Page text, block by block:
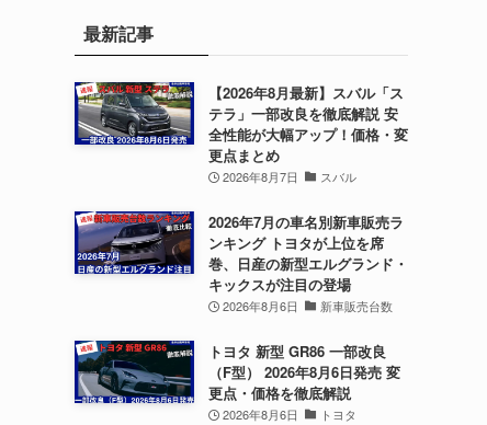
最新記事
【2026年8月最新】スバル「ス
テラ」一部改良を徹底解説 安
全性能が大幅アップ！価格・変
更点まとめ
2026年8月7日 スバル
2026年7月の車名別新車販売ラ
ンキング トヨタが上位を席
巻、日産の新型エルグランド・
キックスが注目の登場
2026年8月6日 新車販売台数
トヨタ 新型 GR86 一部改良
（F型） 2026年8月6日発売 変
更点・価格を徹底解説
2026年8月6日 トヨタ